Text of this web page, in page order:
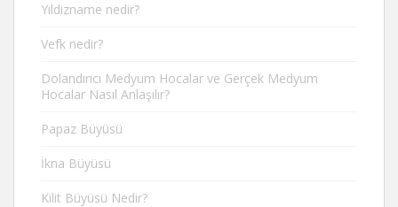
Yıldızname nedir?
Vefk nedir?
Dolandırıcı Medyum Hocalar ve Gerçek Medyum
Hocalar Nasıl Anlaşılır?
Papaz Büyüsü
İkna Büyüsü
Kilit Büyüsü Nedir?